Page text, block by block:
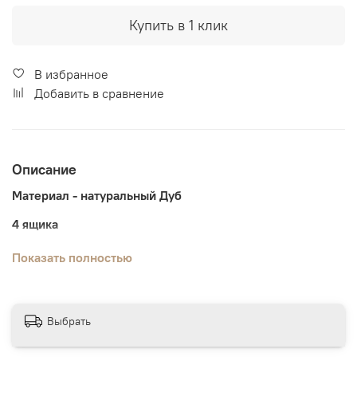
Купить в 1 клик
В избранное
Добавить в сравнение
Описание
Материал - натуральный Дуб
4 ящика
Габаритный размер - ШхВхГ: 800х845х450
Показать полностью
Выбрать